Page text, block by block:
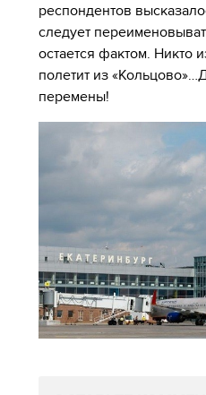
респондентов
следует
остается фактом. Никто
полетит из
перемены!